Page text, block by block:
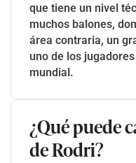
que tiene un nivel
muchos balones,
área contraria, un
uno de los
mundial.
¿Qué puede
de Rodri?